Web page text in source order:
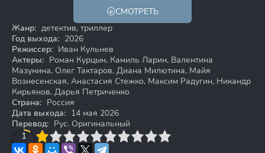
СМОТРЕТЬ
Жанр: детектив, триллер
Год выхода: 2026
Режиссер: Иван Кульнев
Актеры: Роман Курцын, Камиль Ларин, Валентина
Мазунина, Олег Тактаров, Диана Милютина, Майя
Вознесенская, Анастасия Стежко, Максим Радугин, Никандр
Кирьянов, Дарья Петриченко
Страна: Россия
Дата выхода: 14 мая 2026
Перевод: Рус. Оригинальный
1
4 6 7 8 9 10